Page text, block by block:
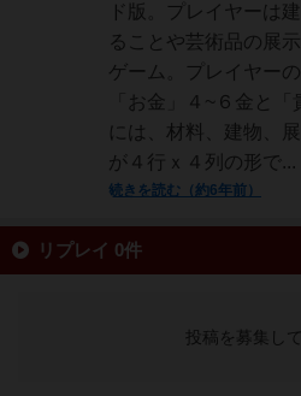
ド版。プレイヤーは
ることや芸術品の展
ゲーム。プレイヤー
「お金」４~６金と
には、材料、建物、
が４行ｘ４列の形で...
続きを読む（約6年前）
リプレイ 0件
投稿を募集し